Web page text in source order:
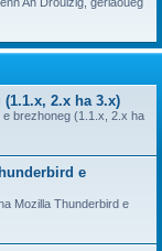
2.x ha 3.x)
brezhoneg (1.1.x, 2.x ha
e
Mozilla Thunderbird e